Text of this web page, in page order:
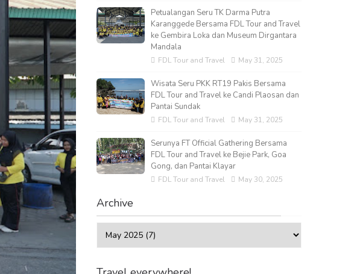
Petualangan Seru TK Darma Putra
Karanggede Bersama FDL Tour and Travel
ke Gembira Loka dan Museum Dirgantara
Mandala
FDL Tour and Travel May 31, 2025
Wisata Seru PKK RT19 Pakis Bersama
FDL Tour and Travel ke Candi Plaosan dan
Pantai Sundak
FDL Tour and Travel May 31, 2025
Serunya FT Official Gathering Bersama
FDL Tour and Travel ke Bejie Park, Goa
Gong, dan Pantai Klayar
FDL Tour and Travel May 30, 2025
Archive